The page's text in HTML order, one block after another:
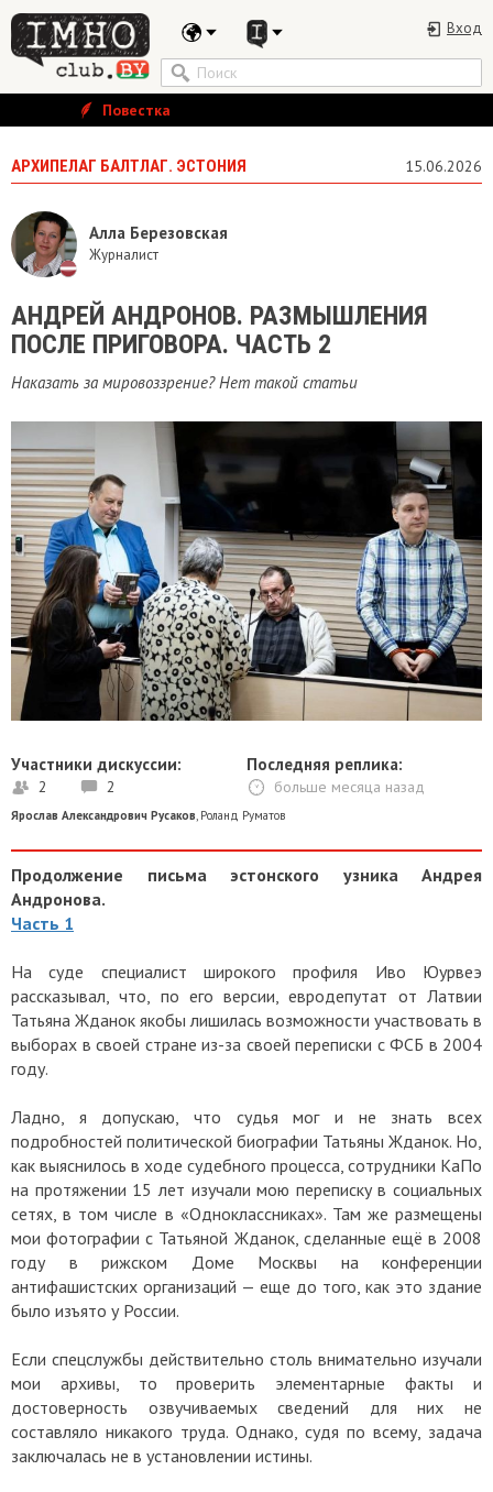
Вход
Повестка
АРХИПЕЛАГ БАЛТЛАГ. ЭСТОНИЯ 15.06.2026
Алла Березовская
Журналист
АНДРЕЙ АНДРОНОВ. РАЗМЫШЛЕНИЯ
ПОСЛЕ ПРИГОВОРА. ЧАСТЬ 2
Наказать за мировоззрение? Нет такой статьи
Участники дискуссии:
2 2
Последняя реплика:
больше месяца назад
Ярослав Александрович Русаков, Роланд Руматов
Продолжение письма эстонского узника Андрея
Андронова.
Часть 1
На суде специалист широкого профиля Иво Юурвеэ
рассказывал, что, по его версии, евродепутат от Латвии
Татьяна Жданок якобы лишилась возможности участвовать в
выборах в своей стране из-за своей переписки с ФСБ в 2004
году.
Ладно, я допускаю, что судья мог и не знать всех
подробностей политической биографии Татьяны Жданок. Но,
как выяснилось в ходе судебного процесса, сотрудники КаПо
на протяжении 15 лет изучали мою переписку в социальных
сетях, в том числе в «Одноклассниках». Там же размещены
мои фотографии с Татьяной Жданок, сделанные ещё в 2008
году в рижском Доме Москвы на конференции
антифашистских организаций — еще до того, как это здание
было изъято у России.
Если спецслужбы действительно столь внимательно изучали
мои архивы, то проверить элементарные факты и
достоверность озвучиваемых сведений для них не
составляло никакого труда. Однако, судя по всему, задача
заключалась не в установлении истины.